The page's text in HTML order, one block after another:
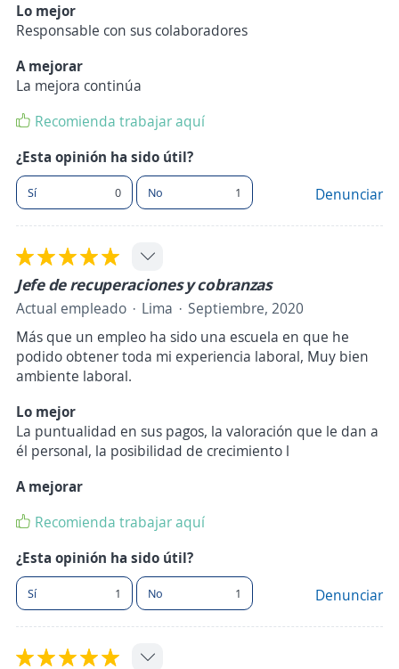
Lo mejor
Responsable con sus colaboradores
A mejorar
La mejora continúa
Recomienda trabajar aquí
¿Esta opinión ha sido útil?
Sí 0 No 1 Denunciar
Jefe de recuperaciones y cobranzas
Actual empleado Lima
Septiembre, 2020
Más que un empleo ha sido una escuela en que he
podido obtener toda mi experiencia laboral, Muy bien
ambiente laboral.
Lo mejor
La puntualidad en sus pagos, la valoración que le dan a
él personal, la posibilidad de crecimiento l
A mejorar
Recomienda trabajar aquí
¿Esta opinión ha sido útil?
Sí 1 No 1 Denunciar